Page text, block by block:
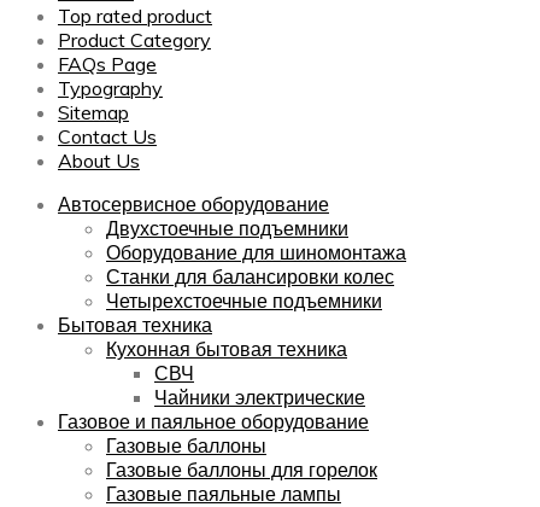
Top rated product
Product Category
FAQs Page
Typography
Sitemap
Contact Us
About Us
Автосервисное оборудование
Двухстоечные подъемники
Оборудование для шиномонтажа
Станки для балансировки колес
Четырехстоечные подъемники
Бытовая техника
Кухонная бытовая техника
СВЧ
Чайники электрические
Газовое и паяльное оборудование
Газовые баллоны
Газовые баллоны для горелок
Газовые паяльные лампы